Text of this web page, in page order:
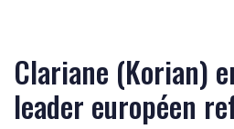
Clariane (Korian)
leader européen